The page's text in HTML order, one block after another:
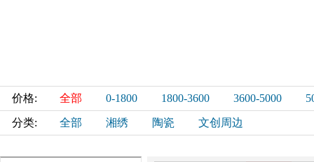
价格: 全部 0-1800 1800-3600 3600-5000
分类: 全部 湘绣 陶瓷 文创周边